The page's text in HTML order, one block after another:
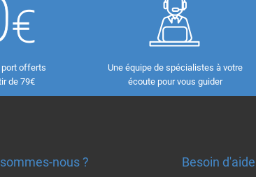
port offerts
de 79€
Une équipe de spécialistes à votre
écoute pour vous guider
nous ? Besoin